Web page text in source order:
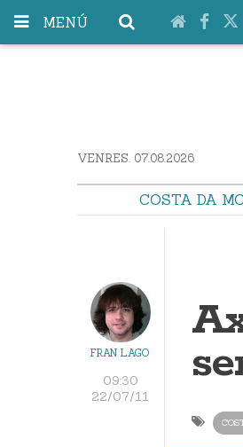
MENÚ
VENRES. 07.08.2026
COSTA DA
FRAN LAGO
09:30
22/07/11